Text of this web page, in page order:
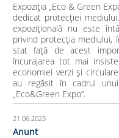
Expoziția „Eco & Green
dedicat protecției
expozițională nu este
privind protecția mediului,
stat față de acest
încurajarea tot mai
economiei verzi și
au regăsit în cadrul
„Eco&Green Expo”.
21.06.2023
Anunt